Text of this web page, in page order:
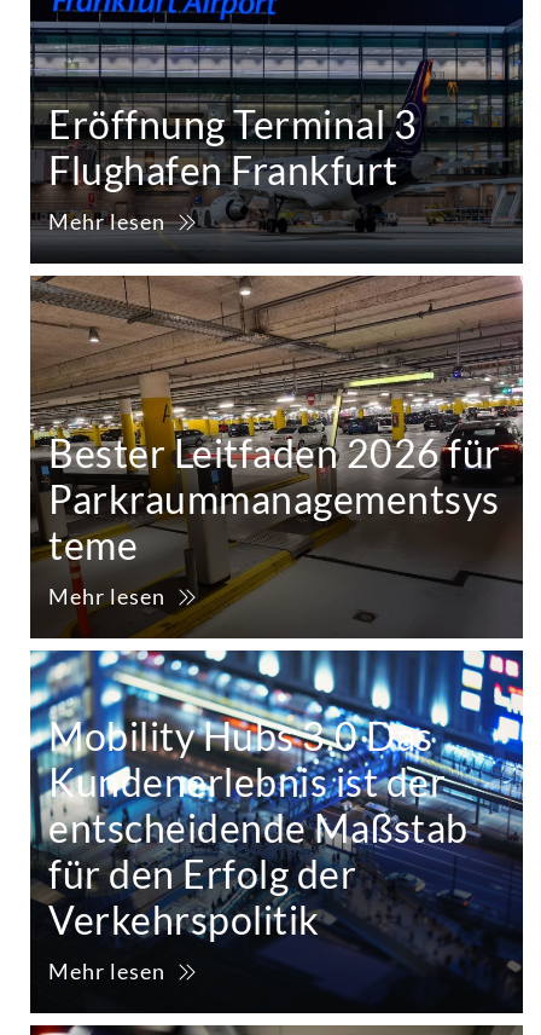
Eröffnung Terminal 3
Flughafen Frankfurt
Mehr lesen
Bester Leitfaden 2026 für
Parkraummanagementsys
teme
Mehr lesen
Mobility Hubs 3.0 Das
Kundenerlebnis ist der
entscheidende Maßstab
für den Erfolg der
Verkehrspolitik
Mehr lesen